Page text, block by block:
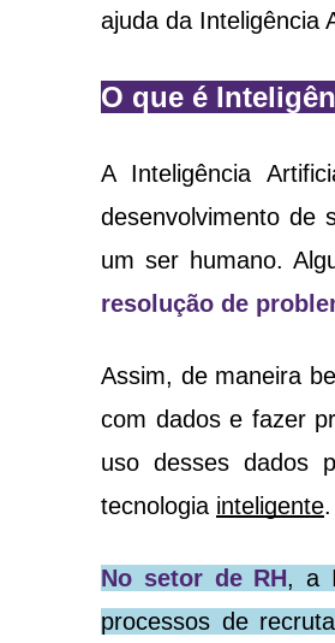
ajuda da Inteligência
O que é
A Inteligência
desenvolvimento de
um ser humano.
resolução de
Assim, de maneira
com dados e fazer
uso desses dados
tecnologia inteligente.
No setor de RH, a
processos de